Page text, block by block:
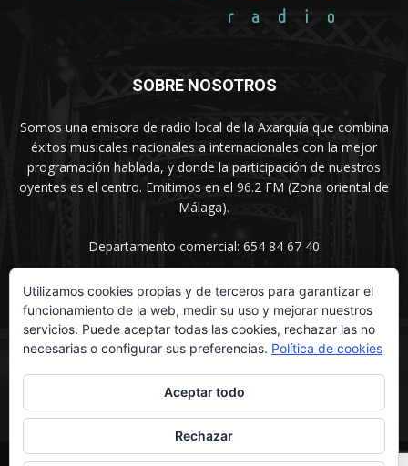
SOBRE NOSOTROS
Somos una emisora de radio local de la Axarquía que combina
éxitos musicales nacionales a internacionales con la mejor
programación hablada, y donde la participación de nuestros
oyentes es el centro. Emitimos en el 96.2 FM (Zona oriental de
Málaga).
Departamento comercial: 654 84 67 40
SÍGUENOS
Utilizamos cookies propias y de terceros para garantizar el
funcionamiento de la web, medir su uso y mejorar nuestros
servicios. Puede aceptar todas las cookies, rechazar las no
necesarias o configurar sus preferencias. Política de cookies
Aceptar todo
Rechazar